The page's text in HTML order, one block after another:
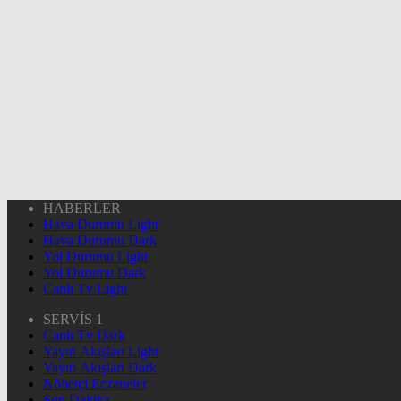
HABERLER
Hava Durumu Light
Hava Durumu Dark
Yol Durumu Light
Yol Durumu Dark
Canlı Tv Light
SERVİS 1
Canlı Tv Dark
Yayın Akışları Light
Yayın Akışları Dark
Nöbetçi Eczaneler